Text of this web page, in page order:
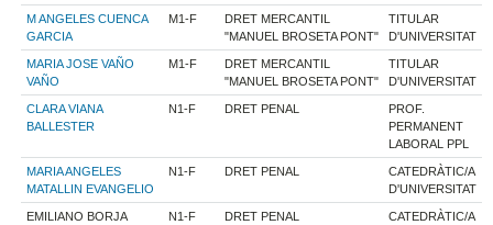
M ANGELES CUENCA
GARCIA
M1-F
DRET MERCANTIL
"MANUEL BROSETA PONT"
TITULAR
D'UNIVERSITAT
MARIA JOSE VAÑO
VAÑO
M1-F
DRET MERCANTIL
"MANUEL BROSETA PONT"
TITULAR
D'UNIVERSITAT
CLARA VIANA
BALLESTER
N1-F DRET PENAL
PROF.
PERMANENT
LABORAL PPL
MARIA ANGELES
MATALLIN EVANGELIO
N1-F DRET PENAL
CATEDRÀTIC/A
D'UNIVERSITAT
EMILIANO BORJA
N1-F DRET PENAL
CATEDRÀTIC/A